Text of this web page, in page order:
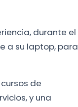
durante el
a su laptop, para
de
y una